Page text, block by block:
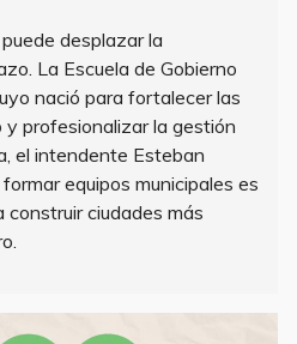
desplazar la
La Escuela de Gobierno
nació para fortalecer las
profesionalizar la gestión
el intendente Esteban
equipos municipales es
construir ciudades más